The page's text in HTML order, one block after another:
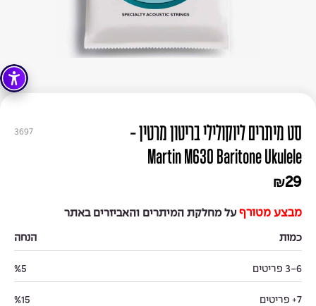
3697
סט מיתרים ליוקולילי בריטון מרטין -
Martin M630 Baritone Ukulele
₪29
מבצע מטורף על מחלקת המיתרים והאביזרים באתר
כמות הנחה
3-6 פריטים %5
7+ פריטים %15